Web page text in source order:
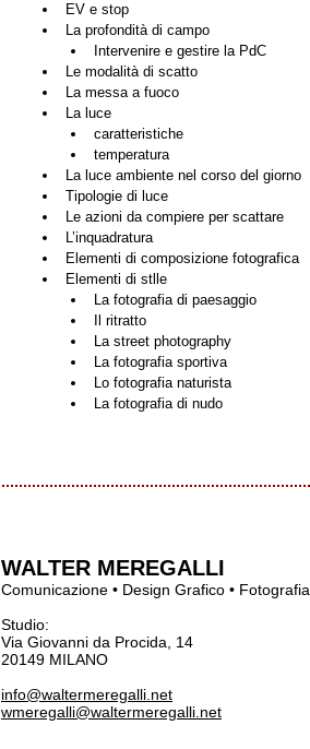
EV e stop
Intervenire e gestire la PdC
Le modalità di scatto
La messa a fuoco
caratteristiche
temperatura
La luce ambiente nel corso del giorno
Tipologie di luce
Le azioni da compiere per scattare
L’inquadratura
Elementi di composizione fotografica
La fotografia di paesaggio
Il ritratto
La street photography
La fotografia sportiva
Lo fotografia naturista
La fotografia di nudo
WALTER MEREGALLI
Comunicazione • Design Grafico • Fotografia
Studio:
Via Giovanni da Procida, 14
20149 MILANO
info@waltermeregalli.net
wmeregalli@waltermeregalli.net